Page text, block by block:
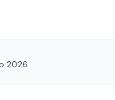
2026